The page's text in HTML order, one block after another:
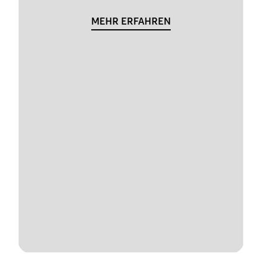
MEHR ERFAHREN